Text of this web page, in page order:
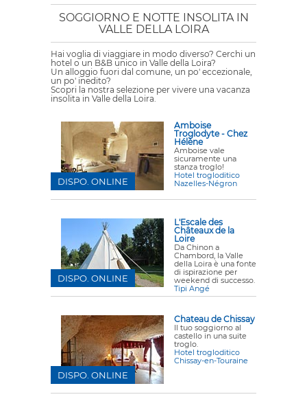
SOGGIORNO E NOTTE INSOLITA IN
VALLE DELLA LOIRA
Hai voglia di viaggiare in modo diverso? Cerchi un
hotel o un B&B unico in Valle della Loira?
Un alloggio fuori dal comune, un po' eccezionale,
un po' inedito?
Scopri la nostra selezione per vivere una vacanza
insolita in Valle della Loira.
Amboise
Troglodyte - Chez
Hélène
Amboise vale
sicuramente una
stanza troglo!
Hotel trogloditico
Nazelles-Négron
DISPO. ONLINE
L'Escale des
Châteaux de la
Loire
Da Chinon a
Chambord, la Valle
della Loira è una fonte
di ispirazione per
weekend di successo.
Tipi Angé
DISPO. ONLINE
Chateau de Chissay
Il tuo soggiorno al
castello in una suite
troglo.
Hotel trogloditico
Chissay-en-Touraine
DISPO. ONLINE